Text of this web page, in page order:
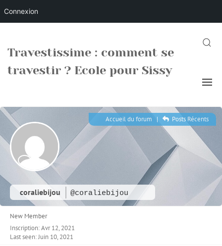
content
Travestissime : comment se
travestir ? Ecole pour Sissy
coraliebijou @coraliebijou
Accueil du forum | Posts Récents
New Member
Inscription: Avr 12, 2021
Last seen: Juin 10, 2021
Connexion